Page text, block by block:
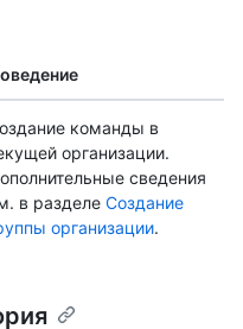
команды в
организации.
сведения
в разделе Создание
организации.